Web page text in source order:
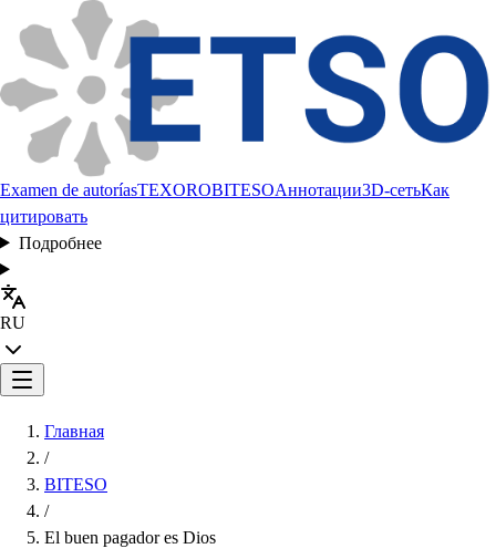
Examen de autoríasTEXOROBITESOАннотации3D-сетьКак
цитировать
Подробнее
RU
Главная
/
BITESO
/
El buen pagador es Dios